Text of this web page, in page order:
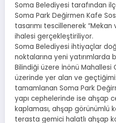
Soma Belediyesi tarafından
Soma Park Değirmen Kafe
tasarımı tescillenerek
ihalesi gerçekleştiriliyor.
Soma Belediyesi ihtiyaçlar
noktalarına yeni
Bilindiği üzere İnönü
üzerinde yer alan ve
tamamlanan Soma Park
yapı cephelerinde ise ahşap
kaplaması, ahşap görünümlü
terasta gemici halatlı ahşap